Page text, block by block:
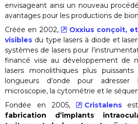
envisageant ainsi un nouveau
avantages pour les productions de
Créée en 2002,
Oxxius conçoit,
visibles du type lasers à diode et
systèmes de lasers pour
financé vise au développement de
lasers monolithiques plus
longueurs d’onde pour
microscopie, la cytométrie et le
Fondée en 2005,
Cristalens
fabrication d’implants